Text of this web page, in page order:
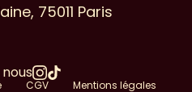
75011 Paris
CGV Mentions légales